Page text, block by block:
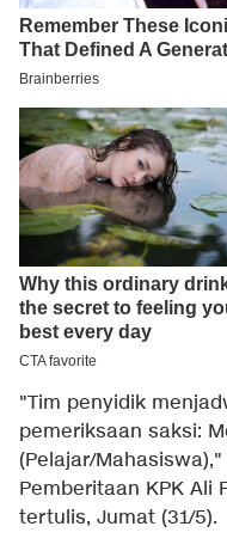
"Tim penyidik
pemeriksaan saksi:
(Pelajar/
Pemberitaan KPK Ali
tertulis, Jumat (31/5).